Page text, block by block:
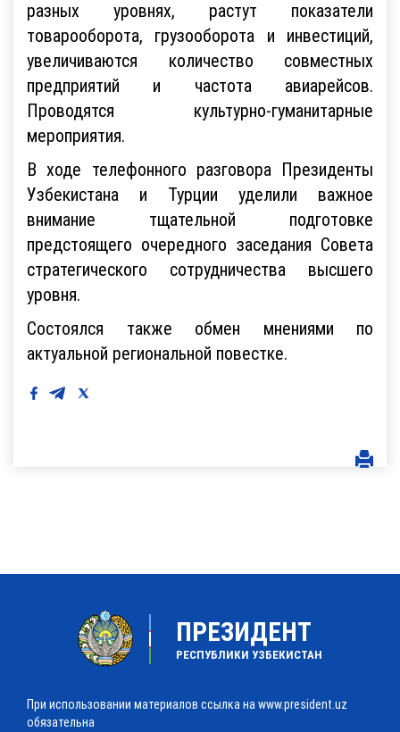
разных уровнях, растут показатели
товарооборота, грузооборота и инвестиций,
увеличиваются количество совместных
предприятий и частота авиарейсов.
Проводятся культурно-гуманитарные
мероприятия.
В ходе телефонного разговора Президенты
Узбекистана и Турции уделили важное
внимание тщательной подготовке
предстоящего очередного заседания Совета
стратегического сотрудничества высшего
уровня.
Состоялся также обмен мнениями по
актуальной региональной повестке.
ПРЕЗИДЕНТ
РЕСПУБЛИКИ УЗБЕКИСТАН
При использовании материалов ссылка на www.president.uz
обязательна